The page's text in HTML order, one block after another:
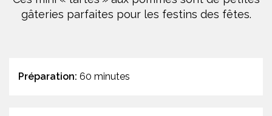
gâteries parfaites pour les festins des fêtes.
Préparation: 60 minutes